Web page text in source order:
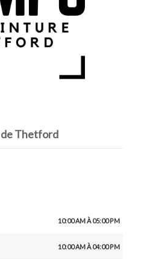
de Thetford
10:00 AM À 05:00 PM
10:00 AM À 04:00 PM